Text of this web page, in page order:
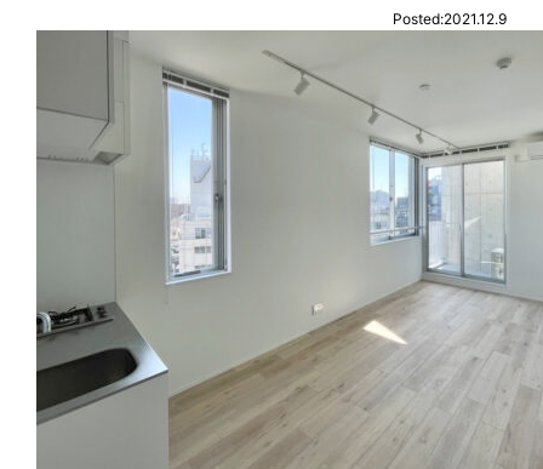
Posted:2021.12.9